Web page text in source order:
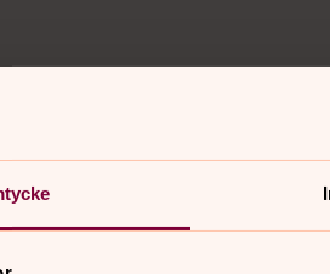
barn, ungdomar och personal
och